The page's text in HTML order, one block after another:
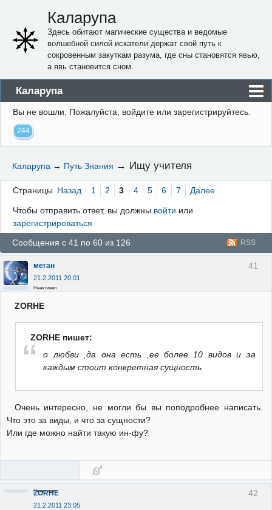
Каларупа
Здесь обитают магические существа и ведомые
волшебной силой искатели держат свой путь к
сокровенным закуткам разума, где сны становятся явью,
а явь становится сном.
Каларупа
Блог
Форум
Правила
Вход
Вы не вошли. Пожалуйста, войдите или зарегистрируйтесь.
244
Каларупа → Путь Знания → Ищу учителя
Страницы Назад 1 2 3 4 5 6 7 Далее
Чтобы отправить ответ, вы должны войти или
зарегистрироваться
RSS
Сообщения с 41 по 60 из 126
41
меган
21.2.2011 20:01
Неактивен
ZORHE
ZORHE пишет:
о любви ,да она есть ,ее более 10 видов и за
каждым стоит конкретная сущность
Очень интересно, не могли бы вы поподробнее написать.
Что это за виды, и что за сущности?
Или где можно найти такую ин-фу?
42
ZORHE
21.2.2011 23:05
Неактивен